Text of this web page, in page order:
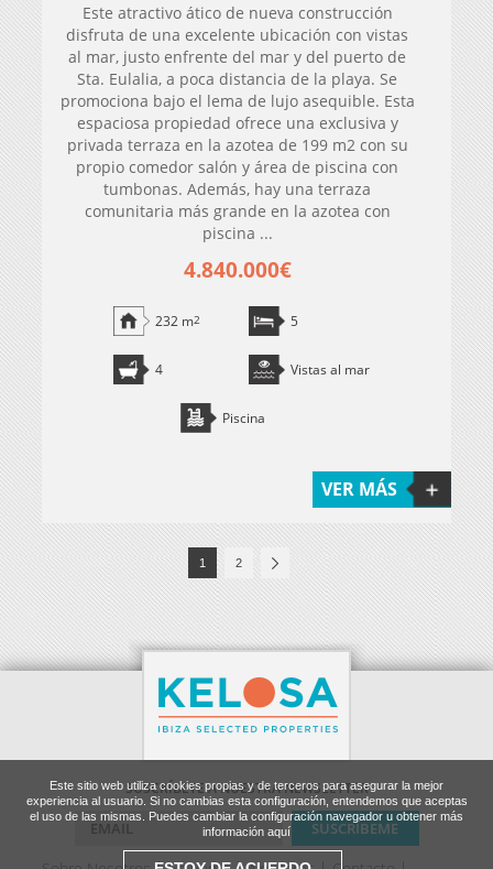
Este sitio web utiliza cookies propias y de terceros para asegurar la mejor
experiencia al usuario. Si no cambias esta configuración, entendemos que aceptas
el uso de las mismas. Puedes cambiar la configuración navegador u obtener más
información aquí
Este atractivo ático de nueva construcción
disfruta de una excelente ubicación con vistas
al mar, justo enfrente del mar y del puerto de
Sta. Eulalia, a poca distancia de la playa. Se
promociona bajo el lema de lujo asequible. Esta
espaciosa propiedad ofrece una exclusiva y
privada terraza en la azotea de 199 m2 con su
propio comedor salón y área de piscina con
tumbonas. Además, hay una terraza
comunitaria más grande en la azotea con
piscina ...
4.840.000€
232 m2 5
4 Vistas al mar
Piscina
VER MÁS
1 2
SUSCRÍBETE A NUESTRA NEWSLETTER